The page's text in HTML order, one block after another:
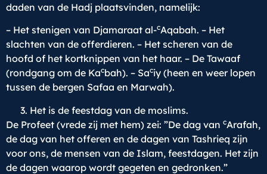
daden van de Hadj plaatsvinden, namelijk:
– Het stenigen van Djamaraat al-cAqabah. – Het
slachten van de offerdieren. – Het scheren van de
hoofd of het kortknippen van het haar. – De Tawaaf
(rondgang om de Kacbah). – Saciy (heen en weer lopen
tussen de bergen Safaa en Marwah).
Het is de feestdag van de moslims.
De Profeet (vrede zij met hem) zei: ”De dag van cArafah,
de dag van het offeren en de dagen van Tashrieq zijn
voor ons, de mensen van de Islam, feestdagen. Het zijn
de dagen waarop wordt gegeten en gedronken.”